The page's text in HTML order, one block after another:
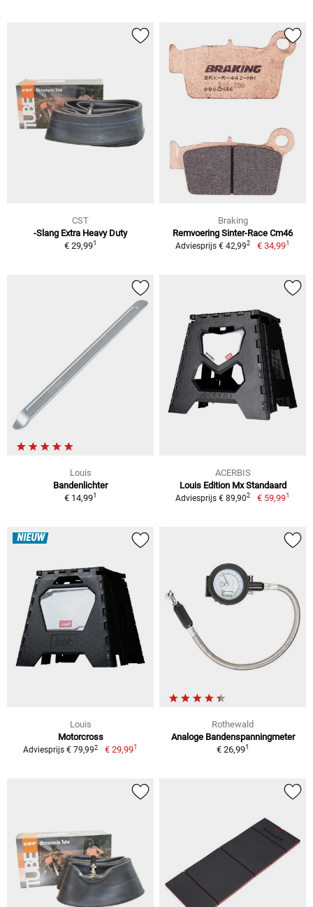
CST
-Slang Extra Heavy Duty
€ 29,991
Braking
Remvoering Sinter-Race Cm46
Adviesprijs € 42,992 € 34,991
Louis
Bandenlichter
€ 14,991
ACERBIS
Louis Edition Mx Standaard
Adviesprijs € 89,902 € 59,991
NIEUW
Louis
Motorcross
Adviesprijs € 79,992 € 29,991
Rothewald
Analoge Bandenspanningmeter
€ 26,991